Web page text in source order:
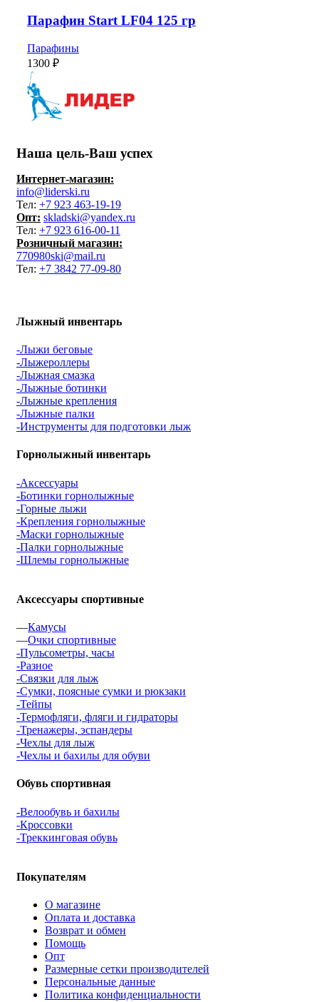
Парафин Start LF04 125 гр
Парафины
1300 ₽
Наша цель-Ваш успех
Интернет-магазин:
info@liderski.ru
Тел: +7 923 463-19-19
Опт: skladski@yandex.ru
Тел: +7 923 616-00-11
Розничный магазин:
770980ski@mail.ru
Тел: +7 3842 77-09-80
Лыжный инвентарь
-Лыжи беговые
-Лыжероллеры
-Лыжная смазка
-Лыжные ботинки
-Лыжные крепления
-Лыжные палки
-Инструменты для подготовки лыж
Горнолыжный инвентарь
-Аксессуары
-Ботинки горнолыжные
-Горные лыжи
-Крепления горнолыжные
-Маски горнолыжные
-Палки горнолыжные
-Шлемы горнолыжные
Аксессуары спортивные
—Камусы
—Очки спортивные
-Пульсометры, часы
-Разное
-Связки для лыж
-Сумки, поясные сумки и рюкзаки
-Тейпы
-Термофляги, фляги и гидраторы
-Тренажеры, эспандеры
-Чехлы для лыж
-Чехлы и бахилы для обуви
Обувь спортивная
-Велообувь и бахилы
-Кроссовки
-Треккинговая обувь
Покупателям
О магазине
Оплата и доставка
Возврат и обмен
Помощь
Опт
Размерные сетки производителей
Персональные данные
Политика конфиденциальности